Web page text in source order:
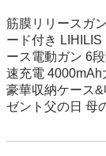
筋膜リリースガ
ード付き
ース電動ガン 6
速充電
豪華収納ケース
ゼント父の日 母